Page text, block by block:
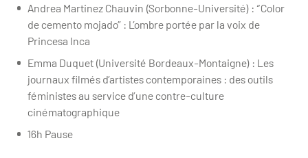
Andrea Martinez Chauvin (Sorbonne-Université) : “Color
de cemento mojado” : L’ombre portée par la voix de
Princesa Inca
Emma Duquet (Université Bordeaux-Montaigne) : Les
journaux filmés d’artistes contemporaines : des outils
féministes au service d’une contre-culture
cinématographique
16h Pause